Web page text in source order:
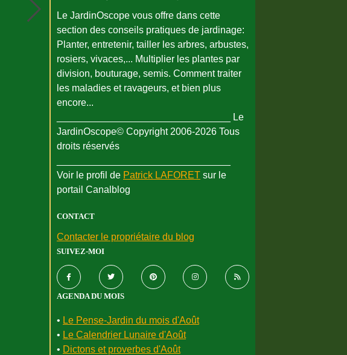
Le JardinOscope vous offre dans cette
section des conseils pratiques de jardinage:
Planter, entretenir, tailler les arbres, arbustes,
rosiers, vivaces,... Multiplier les plantes par
division, bouturage, semis. Comment traiter
les maladies et ravageurs, et bien plus
encore...
________________________________ Le
JardinOscope© Copyright 2006-2026 Tous
droits réservés
Voir le profil de Patrick LAFORET sur le
portail Canalblog
CONTACT
Contacter le propriétaire du blog
SUIVEZ-MOI
AGENDA DU MOIS
• Le Pense-Jardin du mois d'Août
• Le Calendrier Lunaire d'Août
• Dictons et proverbes d'Août